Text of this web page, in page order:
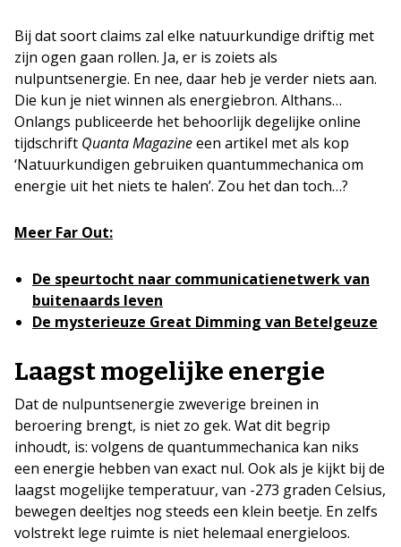
Bij dat soort claims zal elke natuurkundige driftig met
zijn ogen gaan rollen. Ja, er is zoiets als
nulpuntsenergie. En nee, daar heb je verder niets aan.
Die kun je niet winnen als energiebron. Althans…
Onlangs publiceerde het behoorlijk degelijke online
tijdschrift Quanta Magazineeen artikel met als kop
‘Natuurkundigen gebruiken quantummechanica om
energie uit het niets te halen’. Zou het dan toch…?
Meer Far Out:
De speurtocht naar communicatienetwerk van
buitenaards leven
De mysterieuze Great Dimming van Betelgeuze
Laagst mogelijke energie
Dat de nulpuntsenergie zweverige breinen in
beroering brengt, is niet zo gek. Wat dit begrip
inhoudt, is: volgens de quantummechanica kan niks
een energie hebben van exact nul. Ook als je kijkt bij de
laagst mogelijke temperatuur, van -273 graden Celsius,
bewegen deeltjes nog steeds een klein beetje. En zelfs
volstrekt lege ruimte is niet helemaal energieloos.